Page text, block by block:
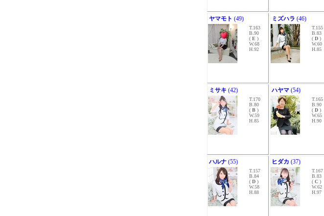
ヤマモト (49)
T.163
B.90
( E )
W.68
H.92
ミズハラ (46)
T.155
B.83
( D )
W.60
H.85
ミサキ (42)
T.170
B.80
( B )
W.59
H.85
ハヤマ (54)
T.165
B.90
( D )
W.65
H.90
ハルナ (55)
T.157
B.84
( D )
W.58
H.88
ヒダカ (37)
T.167
B.83
( C )
W.62
H.97